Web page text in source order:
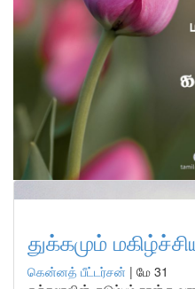
துக்கமும்
கென்னத் பீட்டர்சன் | மே 31